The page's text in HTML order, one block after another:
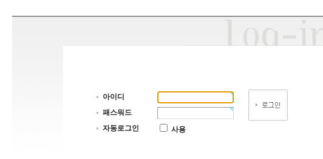
아이디
패스워드
자동로그인
사용